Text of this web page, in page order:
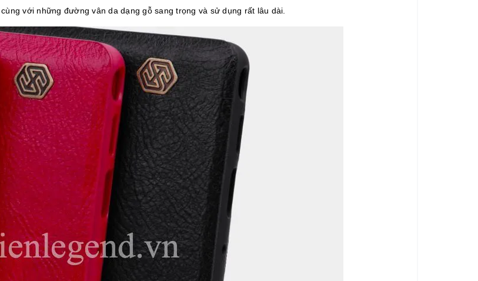
, cùng với những đường vân da dạng gỗ sang trọng và sử dụng rất lâu dài.